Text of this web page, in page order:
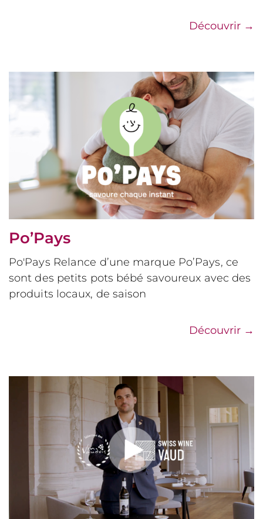
Découvrir →
Po’Pays
Po'Pays Relance d’une marque Po’Pays, ce
sont des petits pots bébé savoureux avec des
produits locaux, de saison
Découvrir →